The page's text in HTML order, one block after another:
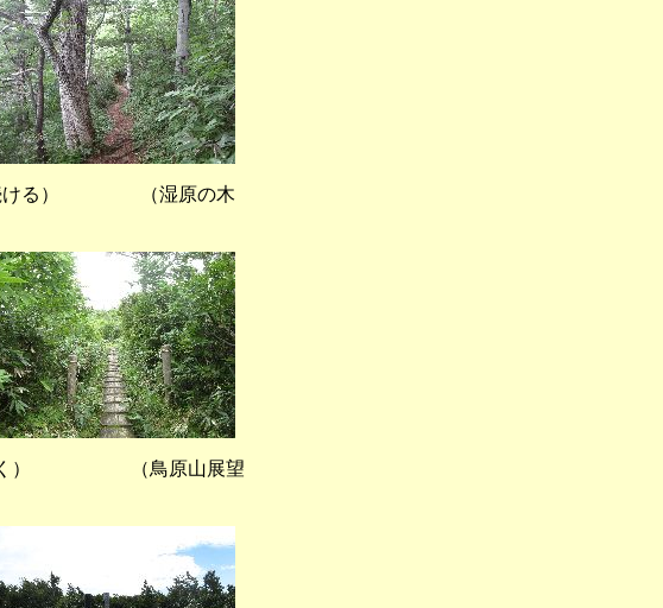
る） （湿原の木
行く） （鳥原山展望